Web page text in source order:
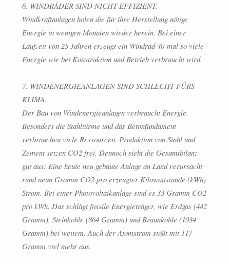
6. WINDRÄDER SIND NICHT EFFIZIENT.
Windkraftanlagen holen die für ihre Herstellung nötige
Energie in wenigen Monaten wieder herein. Bei einer
Laufzeit von 25 Jahren erzeugt ein Windrad 40-mal so viele
Energie wie bei Konstruktion und Betrieb verbraucht wird.
7. WINDENERGIEANLAGEN SIND SCHLECHT FÜRS
KLIMA.
Der Bau von Windenergieanlagen verbraucht Energie.
Besonders die Stahltürme und das Betonfundament
verbrauchen viele Ressourcen. Produktion von Stahl und
Zement setzen CO2 frei. Dennoch sieht die Gesamtbilanz
gut aus: Eine heute neu gebaute Anlage an Land verursacht
rund neun Gramm CO2 pro erzeugter Kilowattstunde (kWh)
Strom. Bei einer Photovoltaikanlage sind es 33 Gramm CO2
pro kWh. Das schlägt fossile Energieträger, wie Erdgas (442
Gramm), Steinkohle (864 Gramm) und Braunkohle (1034
Gramm) bei weitem. Auch der Atomstrom stößt mit 117
Gramm viel mehr aus.